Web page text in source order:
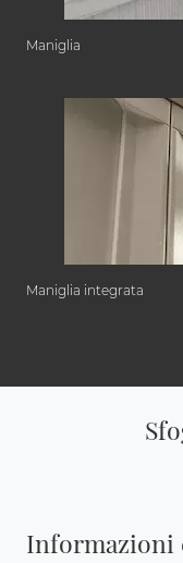
Maniglia
Maniglia integrata
Informazioni